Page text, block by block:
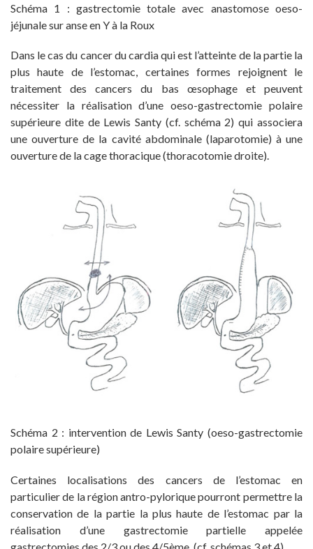
Schéma 1 : gastrectomie totale avec anastomose oeso-
jéjunale sur anse en Y à la Roux
Dans le cas du cancer du cardia qui est l’atteinte de la partie la
plus haute de l’estomac, certaines formes rejoignent le
traitement des cancers du bas œsophage et peuvent
nécessiter la réalisation d’une oeso-gastrectomie polaire
supérieure dite de Lewis Santy (cf. schéma 2) qui associera
une ouverture de la cavité abdominale (laparotomie) à une
ouverture de la cage thoracique (thoracotomie droite).
Schéma 2 : intervention de Lewis Santy (oeso-gastrectomie
polaire supérieure)
Certaines localisations des cancers de l’estomac en
particulier de la région antro-pylorique pourront permettre la
conservation de la partie la plus haute de l’estomac par la
réalisation d’une gastrectomie partielle appelée
gastrectomies des 2/3 ou des 4/5ème. (cf. schémas 3 et 4)